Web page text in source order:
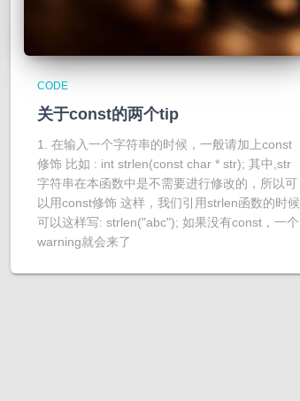
CODE
关于const的两个tip
1. 在输入一个字符串的时候，一般请加上const
修饰 比如 : int strlen(const char * str); 其中,str
字符串在本函数中是不需要进行修改的，所以可
以用const修饰 这样，我们引用strlen函数的时候
可以这样写: strlen("abc"); 如果没有const，一个
warning就会来了